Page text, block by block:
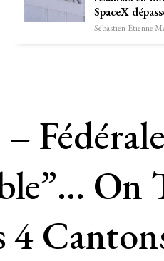
SpaceX
On
4